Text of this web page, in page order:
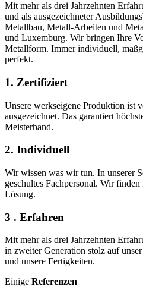
Mit mehr als drei Jahrzehnten
und als ausgezeichneter
Metallbau, Metall-Arbeiten und
und Luxemburg. Wir bringen Ihre
Metallform. Immer individuell,
perfekt.
1. Zertifiziert
Unsere werkseigene Produktion ist
ausgezeichnet. Das garantiert
Meisterhand.
2. Individuell
Wir wissen was wir tun. In unserer
geschultes Fachpersonal. Wir
Lösung.
3 . Erfahren
Mit mehr als drei Jahrzehnten
in zweiter Generation stolz auf
und unsere Fertigkeiten.
Einige Referenzen